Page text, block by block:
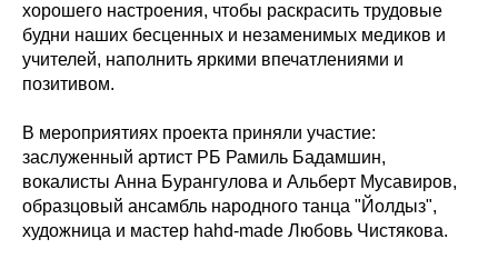
хорошего настроения, чтобы раскрасить трудовые
будни наших бесценных и незаменимых медиков и
учителей, наполнить яркими впечатлениями и
позитивом.
В мероприятиях проекта приняли участие:
заслуженный артист РБ Рамиль Бадамшин,
вокалисты Анна Бурангулова и Альберт Мусавиров,
образцовый ансамбль народного танца "Йолдыз",
художница и мастер hahd-made Любовь Чистякова.